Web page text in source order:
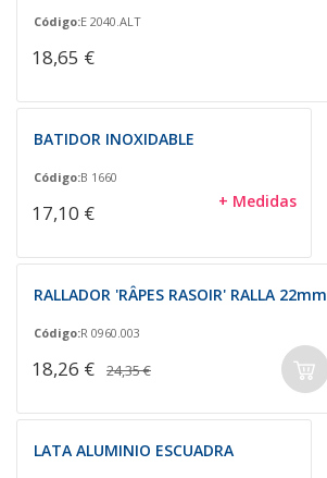
Código:E 2040.ALT
18,65 €
BATIDOR INOXIDABLE
Código:B 1660
17,10 € + Medidas
RALLADOR 'RÂPES RASOIR' RALLA 22mm
Código:R 0960.003
18,26 € 24,35 €
LATA ALUMINIO ESCUADRA